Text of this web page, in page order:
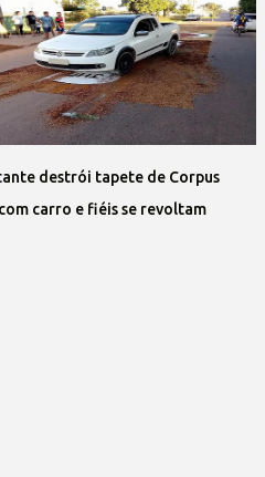
destrói tapete de Corpus
carro e fiéis se revoltam